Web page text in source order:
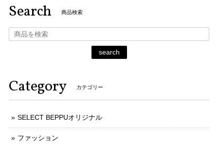
Search 商品検索
search
Category カテゴリー
SELECT BEPPUオリジナル
ファッション